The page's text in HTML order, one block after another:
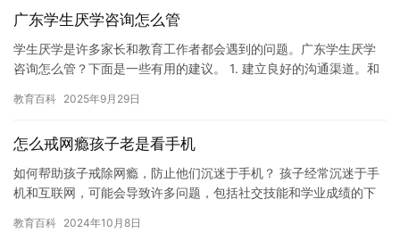
广东学生厌学咨询怎么管
学生厌学是许多家长和教育工作者都会遇到的问题。广东学生厌学
咨询怎么管？下面是一些有用的建议。 1. 建立良好的沟通渠道。和
教育百科 2025年9月29日
怎么戒网瘾孩子老是看手机
如何帮助孩子戒除网瘾，防止他们沉迷于手机？ 孩子经常沉迷于手
机和互联网，可能会导致许多问题，包括社交技能和学业成绩的下
帮助…
教育百科 2024年10月8日